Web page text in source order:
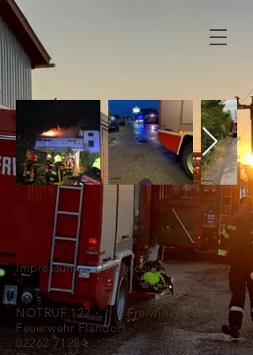
Impressum Datenschutz
NOTRUF 122 Freiwillige
Feuerwehr Flandorf Tel.
02262 71284mail: